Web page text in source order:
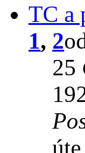
TC a
1, 2
25